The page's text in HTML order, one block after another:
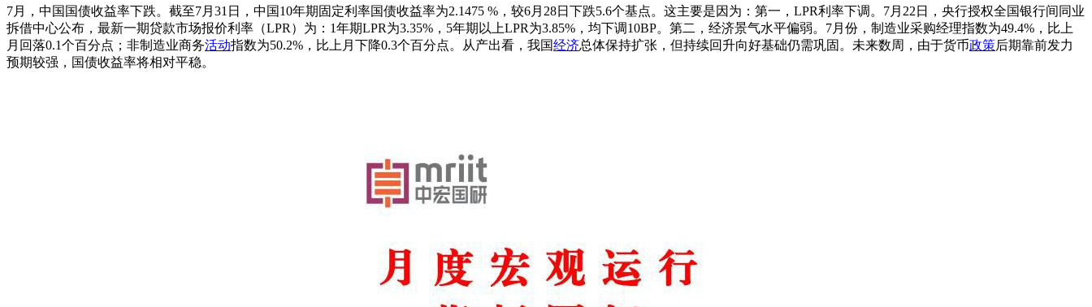
7月，中国国债收益率下跌。截至7月31日，中国10年期固定利率国债收益率为2.1475 %，较6月28日下跌5.6个基点。这主要是因为：第一，LPR利率下调。7月22日，央行授权全国银行间同业
拆借中心公布，最新一期贷款市场报价利率（LPR）为：1年期LPR为3.35%，5年期以上LPR为3.85%，均下调10BP。第二，经济景气水平偏弱。7月份，制造业采购经理指数为49.4%，比上
月回落0.1个百分点；非制造业商务活动指数为50.2%，比上月下降0.3个百分点。从产出看，我国经济总体保持扩张，但持续回升向好基础仍需巩固。未来数周，由于货币政策后期靠前发力
预期较强，国债收益率将相对平稳。